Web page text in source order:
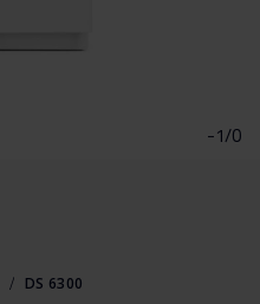
-1/0
DS 6300